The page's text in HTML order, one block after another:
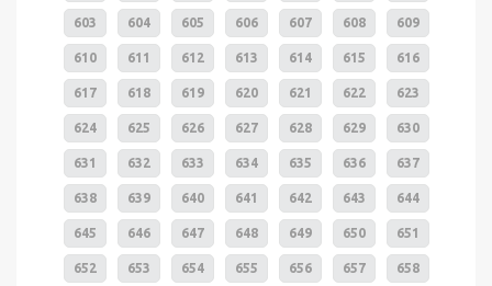
603 604 605 606 607 608 609
610 611 612 613 614 615 616
617 618 619 620 621 622 623
624 625 626 627 628 629 630
631 632 633 634 635 636 637
638 639 640 641 642 643 644
645 646 647 648 649 650 651
652 653 654 655 656 657 658